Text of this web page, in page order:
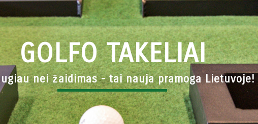
GOLFO TAKELIAI
nei žaidimas - tai nauja pramoga Lietuvoje!